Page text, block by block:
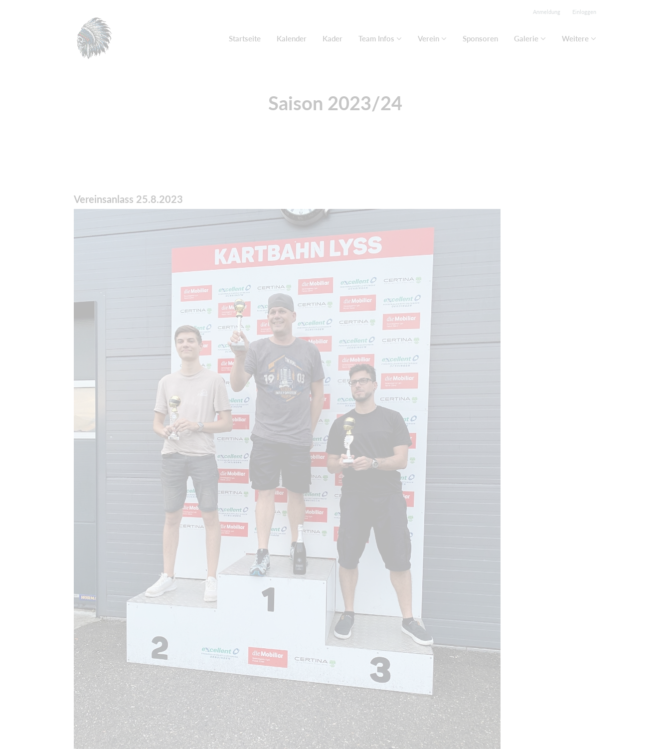
Anmeldung Einloggen
Startseite Kalender Kader Team Infos Verein Sponsoren Galerie Weitere
Saison 2023/24
Vereinsanlass 25.8.2023